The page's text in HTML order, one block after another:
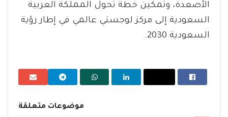
الأصعدة، وتمكين خطة تحول المملكة العربية
السعودية إلى مركز لوجستي عالمي في إطار رؤية
السعودية 2030.
موضوعات متعلقة